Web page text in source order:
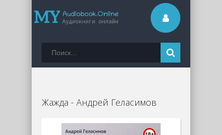
Жажда - Андрей Геласимов